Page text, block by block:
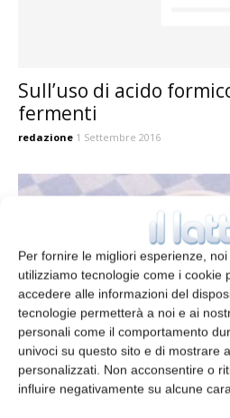
Per fornire le migliori esperienze,
utilizziamo tecnologie come i cookie
accedere alle informazioni del
tecnologie permetterà a noi e ai
personali come il comportamento
univoci su questo sito e di mostrare
personalizzati. Non acconsentire o
influire negativamente su alcune
Sull’uso di acido
fermenti
redazione 1 Settembre 2016
Formaggio, formico e…